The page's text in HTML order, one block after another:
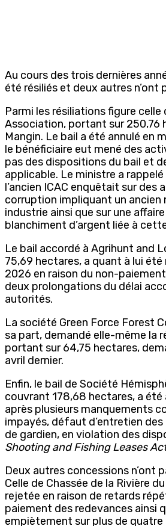
Au cours des trois dernières
été résiliés et deux autres n’ont
Parmi les résiliations figure celle
Association, portant sur 250,76
Mangin. Le bail a été annulé en
le bénéficiaire eut mené des
pas des dispositions du bail et
applicable. Le ministre a rappelé
l’ancien ICAC enquêtait sur des
corruption impliquant un ancien
industrie ainsi que sur une
blanchiment d’argent liée à
Le bail accordé à Agrihunt and
75,69 hectares, a quant à lui été
2026 en raison du non-
deux prolongations du délai
autorités.
La société Green Force Forest
sa part, demandé elle-même la
portant sur 64,75 hectares,
avril dernier.
Enfin, le bail de Société
couvrant 178,68 hectares, a été
après plusieurs manquements
impayés, défaut d’entretien
de gardien, en violation des
Shooting and Fishing Leases
Deux autres concessions n’ont
Celle de Chassée de la Rivière
rejetée en raison de retards
paiement des redevances ainsi
empiètement sur plus de